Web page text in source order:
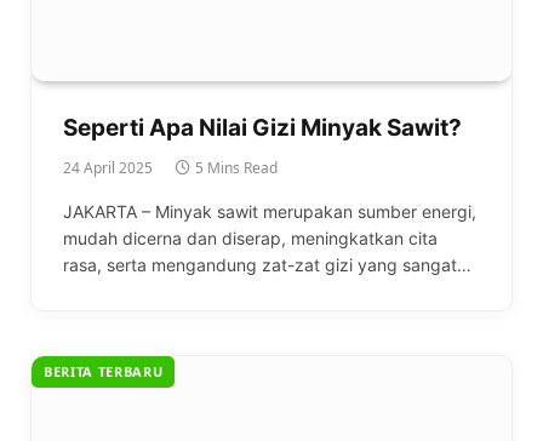
Seperti Apa Nilai Gizi Minyak Sawit?
24 April 2025 5 Mins Read
JAKARTA – Minyak sawit merupakan sumber energi,
mudah dicerna dan diserap, meningkatkan cita
rasa, serta mengandung zat-zat gizi yang sangat…
BERITA TERBARU